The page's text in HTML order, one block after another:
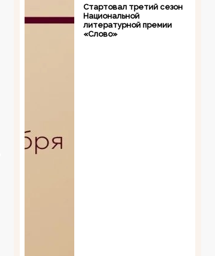
Стартовал третий сезон
Национальной
литературной премии
«Слово»